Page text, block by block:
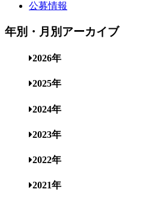
公募情報
年別・月別アーカイブ
2026年
2025年
2024年
2023年
2022年
2021年